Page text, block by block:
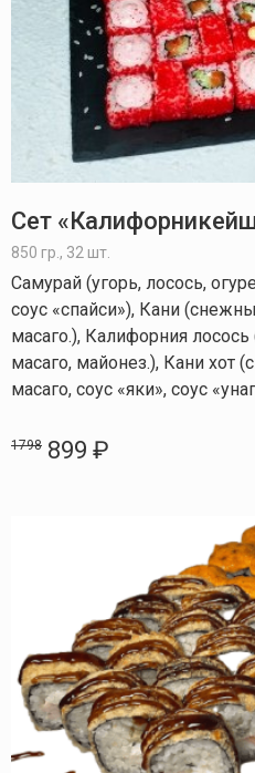
Сет
850 гр., 32 шт.
Самурай (угорь, лосось,
соус «спайси»), Кани
масаго.), Калифорния лосось
масаго, майонез.), Кани хот
масаго, соус «яки», соус
1798 899 ₽